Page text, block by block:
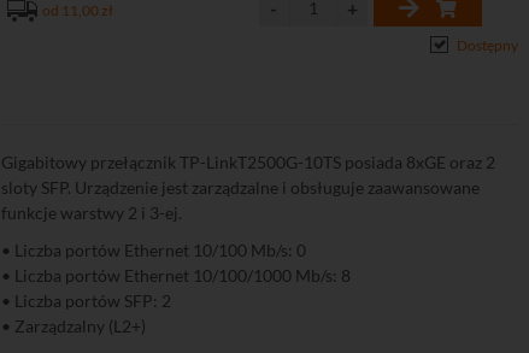
od 11,00 zł
Dostępny
Gigabitowy przełącznik TP-LinkT2500G-10TS posiada 8xGE oraz 2
sloty SFP. Urządzenie jest zarządzalne i obsługuje zaawansowane
funkcje warstwy 2 i 3-ej.
• Liczba portów Ethernet 10/100 Mb/s: 0
• Liczba portów Ethernet 10/100/1000 Mb/s: 8
• Liczba portów SFP: 2
• Zarządzalny (L2+)